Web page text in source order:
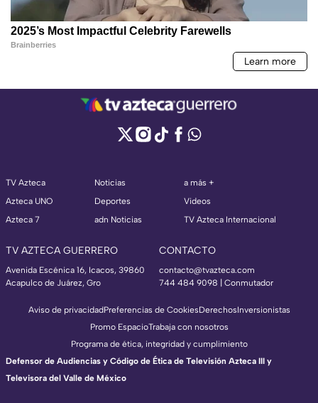
TV Azteca
Azteca UNO
Azteca 7
Noticias
Deportes
adn Noticias
a más +
Videos
TV Azteca Internacional
TV AZTECA GUERRERO
Avenida Escénica 16, Icacos, 39860
Acapulco de Juárez, Gro
CONTACTO
contacto@tvazteca.com
744 484 9098 | Conmutador
Aviso de privacidadPreferencias de CookiesDerechosInversionistas
Promo EspacioTrabaja con nosotros
Programa de ética, integridad y cumplimiento
Defensor de Audiencias y Código de Ética de Televisión Azteca III y
Televisora del Valle de México